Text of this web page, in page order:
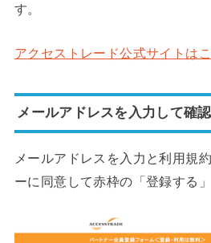
す。
アクセストレード公式サイトは
メールアドレスを入力して確
メールアドレスを入力と利用規
ーに同意して赤枠の「登録する」